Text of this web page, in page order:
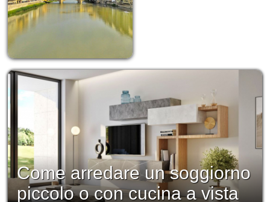
Come arredare un soggiorno
piccolo o con cucina a vista